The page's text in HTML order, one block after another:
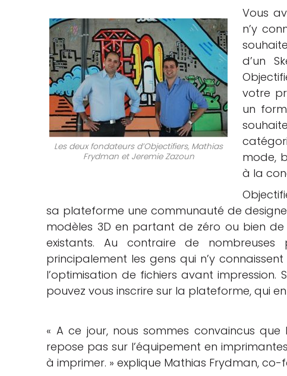
Les deux fondateurs d’Objectifiers, Mathias
Frydman et Jeremie Zazoun
Vous
n’y
d’un
votre
un
mode,
à la
sa plateforme une communauté de
modèles 3D en partant de zéro ou bien
existants. Au contraire de nombreuses
principalement les gens qui n’y
l’optimisation de fichiers avant impression.
pouvez vous inscrire sur la plateforme, qui
« A ce jour, nous sommes convaincus
repose pas sur l’équipement en
à imprimer. » explique Mathias Frydman,